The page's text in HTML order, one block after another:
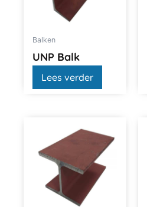
Balken
UNP Balk
Lees verder